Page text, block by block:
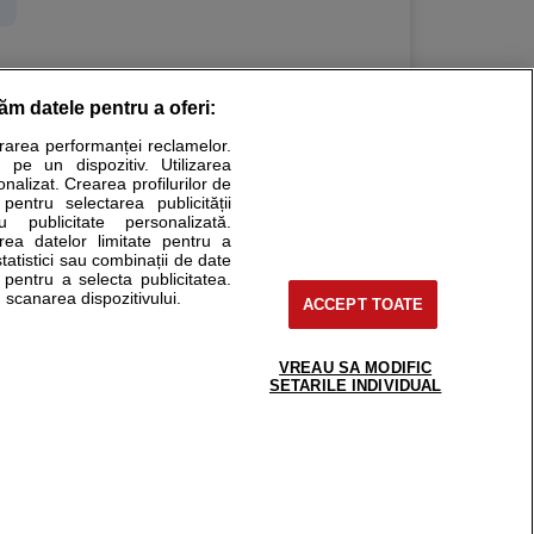
Ele nu pot substitui consultul medical direct si
fie medicul Dvs., fie unul dintre medicii pe care
pacient
support@sfatulmedicului.ro
0374 109 268
datele pentru a oferi:
performanței reclamelor.
pe un dispozitiv. Utilizarea
Crearea profilurilor de
selectarea publicității
publicitate personalizată.
datelor limitate pentru a
sau combinații de date
a selecta publicitatea.
dispozitivului.
ACCEPT TOATE
VREAU SA MODIFIC
SETARILE INDIVIDUAL